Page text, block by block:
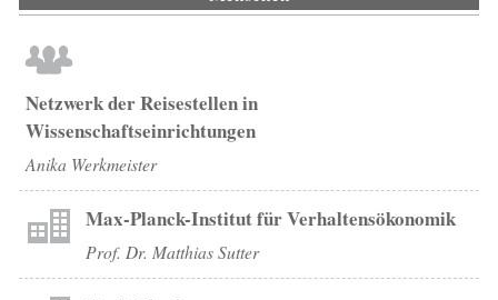
Netzwerk der Reisestellen in
Wissenschaftseinrichtungen
Anika Werkmeister
Max-Planck-Institut für Verhaltensökonomik
Prof. Dr. Matthias Sutter